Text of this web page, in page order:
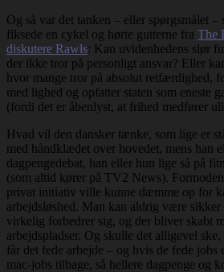
Og så var det tanken – eller spørgsmålet –
fiksede en cykel og hørte gutterne fra The
diskutere Rawls: Kan uvidenhedens slør
der ikke tror på personligt ansvar? Eller
hvor mange tror på absolut retfærdighed,
med lighed og opfatter staten som eneste
(fordi det er åbenlyst, at frihed medfører
Hvad vil den dansker tænke, som lige er
med håndklædet over hovedet, mens han
dagpengedebat, han eller hun lige så på
(som altid kører på TV2 News).
privat initiativ ville kunne dæmme op for
arbejdsløshed. Man kan aldrig være sikker
virkelig forbedrer sig, og der bliver skabt
arbejdspladser. Og skulle det alligevel
får det fede arbejde – og hvis de fede jobs
mac-jobs tilbage, så hellere dagpenge og